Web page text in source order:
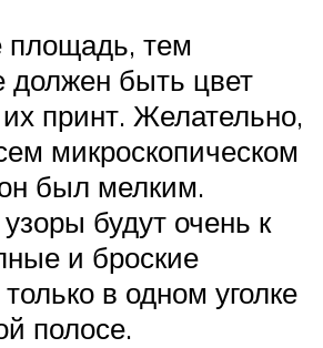
тем
должен быть цвет
принт. Желательно,
микроскопическом
был мелким.
будут очень к
и броские
в одном уголке
полосе.